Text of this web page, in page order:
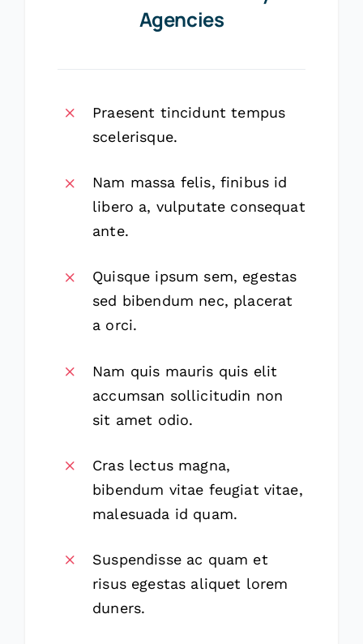
Agencies
Praesent tincidunt tempus
scelerisque.
Nam massa felis, finibus id
libero a, vulputate consequat
ante.
Quisque ipsum sem, egestas
sed bibendum nec, placerat
a orci.
Nam quis mauris quis elit
accumsan sollicitudin non
sit amet odio.
Cras lectus magna,
bibendum vitae feugiat vitae,
malesuada id quam.
Suspendisse ac quam et
risus egestas aliquet lorem
duners.